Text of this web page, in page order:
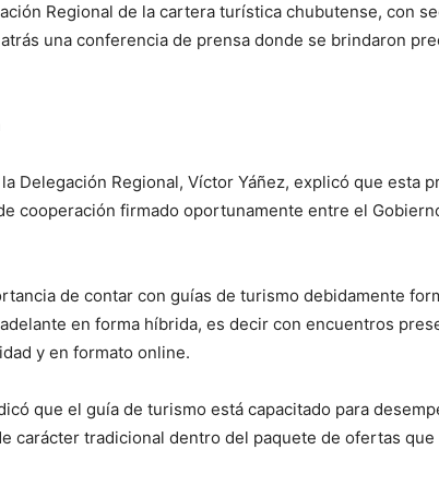
Regional de la cartera turística chubutense, con
una conferencia de prensa donde se brindaron
Delegación Regional, Víctor Yáñez, explicó que esta
cooperación firmado oportunamente entre el
de contar con guías de turismo debidamente
en forma híbrida, es decir con encuentros
y en formato online.
que el guía de turismo está capacitado para
carácter tradicional dentro del paquete de ofertas